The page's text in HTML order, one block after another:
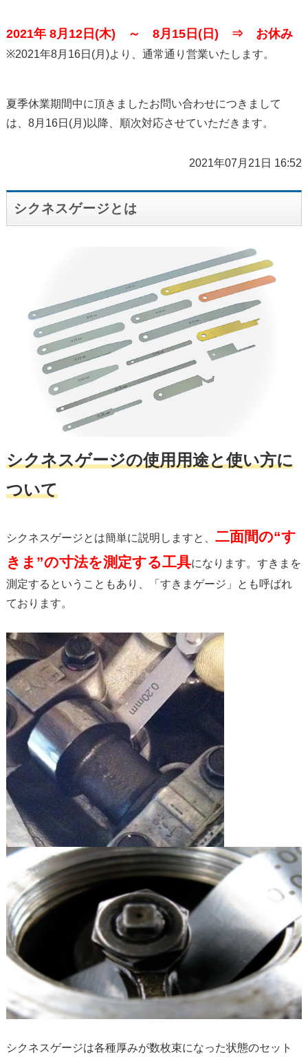
2021年 8月12日(木) ～ 8月15日(日) ⇒ お休み
※2021年8月16日(月)より、通常通り営業いたします。
夏季休業期間中に頂きましたお問い合わせにつきまして
は、8月16日(月)以降、順次対応させていただきます。
2021年07月21日 16:52
シクネスゲージとは
シクネスゲージの使用用途と使い方に
ついて
シクネスゲージとは簡単に説明しますと、 二面間の“す
きま”の寸法を測定する工具になります。すきまを
測定するということもあり、「すきまゲージ」とも呼ばれ
ております。
シクネスゲージは各種厚みが数枚束になった状態のセット